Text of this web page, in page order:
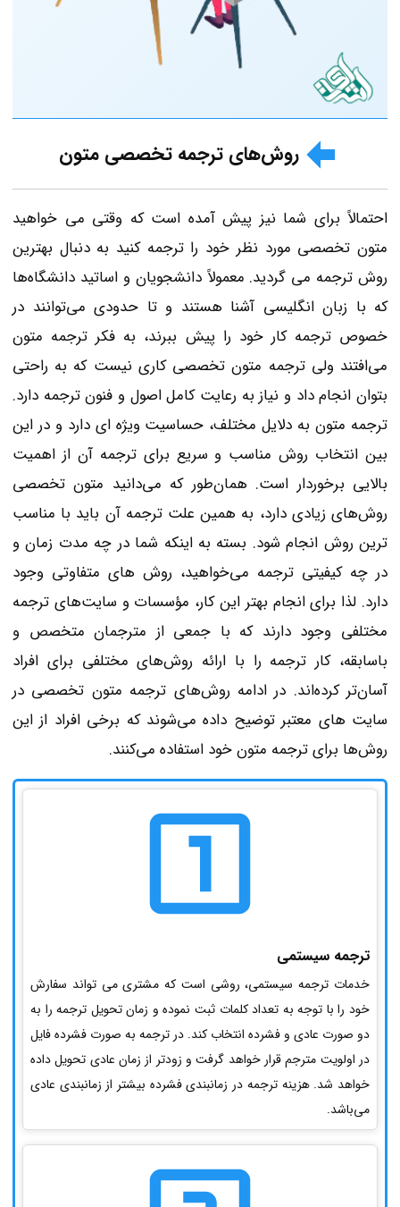
روش‌های ترجمه تخصصی متون
احتمالاً برای شما نیز پیش‌ آمده است که وقتی می خواهید
متون تخصصی مورد نظر خود را ترجمه کنید به دنبال بهترین
روش ترجمه می گردید. معمولاً دانشجویان و اساتید دانشگاه‌ها
که با زبان انگلیسی آشنا هستند و تا حدودی می‌توانند در
خصوص ترجمه کار خود را پیش ببرند، به فکر ترجمه متون
می‌افتند ولی ترجمه متون تخصصی کاری نیست که به‌ راحتی
بتوان انجام داد و نیاز به رعایت کامل اصول و فنون ترجمه دارد.
ترجمه متون به دلایل مختلف، حساسیت ویژه ای دارد و در این
بین انتخاب روش مناسب و سریع برای ترجمه آن از اهمیت
بالایی برخوردار است. همان‌طور که می‌دانید متون تخصصی
روش‌های زیادی دارد، به همین علت ترجمه آن باید با مناسب
ترین روش انجام شود. بسته به اینکه شما در چه مدت زمان و
در چه کیفیتی ترجمه می‌خواهید، روش های متفاوتی وجود
دارد. لذا برای انجام بهتر این کار، مؤسسات و سایت‌های ترجمه
مختلفی وجود دارند که با جمعی از مترجمان متخصص و
باسابقه، کار ترجمه را با ارائه روش‌های مختلفی برای افراد
آسان‌تر کرده‌اند. در ادامه روش‌های ترجمه متون تخصصی در
سایت های معتبر توضیح داده می‌شوند که برخی افراد از این
روش‌ها برای ترجمه متون خود استفاده می‌کنند.
ترجمه سیستمی
خدمات ترجمه سیستمی، روشی است که مشتری می تواند سفارش
خود را با توجه به تعداد کلمات ثبت نموده و زمان تحویل ترجمه را به
دو صورت عادی و فشرده انتخاب کند. در ترجمه به صورت فشرده فایل
در اولویت مترجم قرار خواهد گرفت و زودتر از زمان عادی تحویل داده
خواهد شد. هزینه ترجمه در زمانبندی فشرده بیشتر از زمانبندی عادی
می‌باشد.